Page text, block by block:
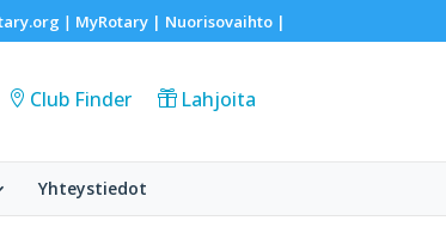
| MyRotary | Nuorisovaihto|
Club Finder Lahjoita
Yhteystiedot